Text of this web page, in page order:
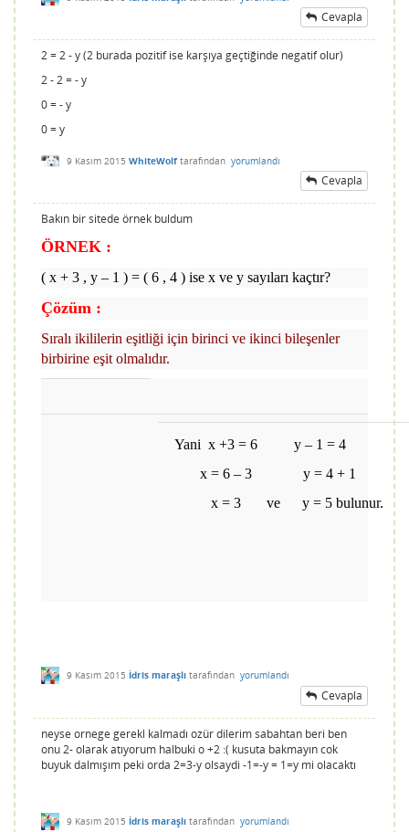
Cevapla
2 = 2 - y (2 burada pozitif ise karşıya geçtiğinde negatif olur)
2 - 2 = - y
0 = - y
0 = y
9 Kasım 2015 WhiteWolf tarafından yorumlandı
Cevapla
Bakın bir sitede örnek buldum
ÖRNEK :
( x + 3 , y – 1 ) = ( 6 , 4 ) ise x ve y sayıları kaçtır?
Çözüm :
Sıralı ikililerin eşitliği için birinci ve ikinci bileşenler
birbirine eşit olmalıdır.
Yani x +3 = 6 y – 1 = 4
x = 6 – 3 y = 4 + 1
x = 3 ve y = 5 bulunur.
9 Kasım 2015 İdris maraşlı tarafından yorumlandı
Cevapla
neyse ornege gerekl kalmadı ozür dilerim sabahtan beri ben
onu 2- olarak atıyorum halbuki o +2 :( kusuta bakmayın cok
buyuk dalmışım peki orda 2=3-y olsaydi -1=-y = 1=y mi olacaktı
9 Kasım 2015 İdris maraşlı tarafından yorumlandı